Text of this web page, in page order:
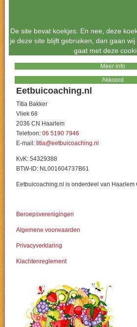
De site bevat koekjes. En nee, deze
je deze site blijft gebruiken, dan gaan
gaat met deze
Meer info
Akkoord
Eetbuicoaching.nl
Titia Bakker
Vliek 68
2036 CN Haarlem
Telefoon: 06 5190 7946
E-mail: titia@eetbuicoaching.nl
KvK: 54329388
BTW-ID: NL001604737B61
Eetbuicoaching.nl is onderdeel van Haarlem
Beroepsverenigingen
Algemene voorwaarden
Privacyverklaring
Klachtenreglement